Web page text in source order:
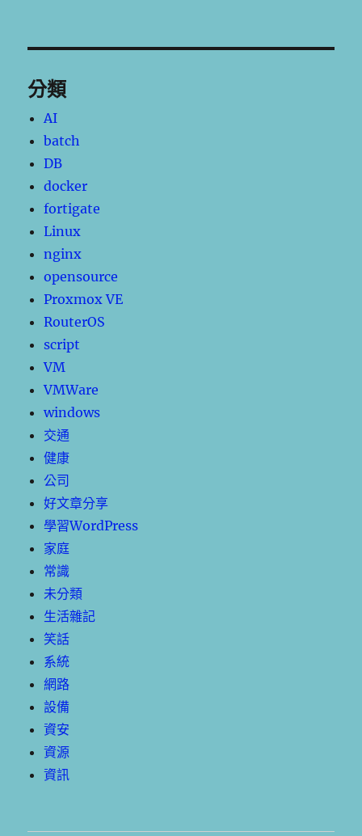
分類
AI
batch
DB
docker
fortigate
Linux
nginx
opensource
Proxmox VE
RouterOS
script
VM
VMWare
windows
交通
健康
公司
好文章分享
學習WordPress
家庭
常識
未分類
生活雜記
笑話
系統
網路
設備
資安
資源
資訊